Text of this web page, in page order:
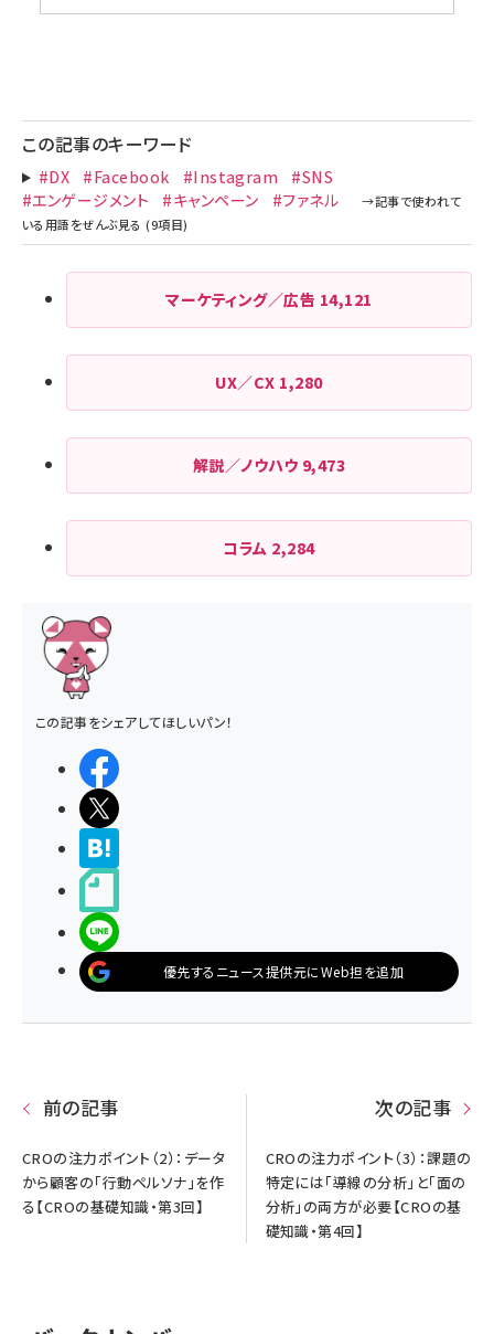
この記事のキーワード
#DX #Facebook #Instagram
#SNS
#エンゲージメント
#キャンペーン #ファネル
マーケティング／広告 14,121
UX／CX 1,280
解説／ノウハウ 9,473
コラム 2,284
この記事をシェアしてほしいパン！
優先するニュース提供元にWeb担を追加
前の記事
CROの注力ポイント（2）：データ
から顧客の「行動ペルソナ」を作
る【CROの基礎知識・第3回】
次の記事
CROの注力ポイント（3）：課題の
特定には「導線の分析」と「面の
分析」の両方が必要【CROの基
礎知識・第4回】